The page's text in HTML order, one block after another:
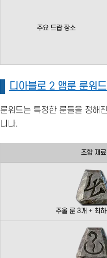
주요 드랍 장소
디아블로 2 앰룬 룬워
룬워드는 특정한 룬들을 정해
니다.
조합 재료
주울 룬 3개 + 최